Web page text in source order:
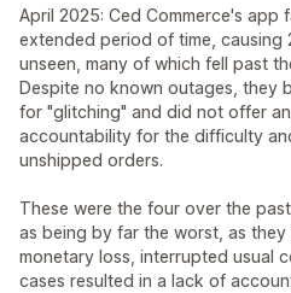
April 2025: Ced Commerce's app
extended period of time, causing
unseen, many of which fell past
Despite no known outages, they
for "glitching" and did not offer
accountability for the difficulty
unshipped orders.
These were the four over the
as being by far the worst, as
monetary loss, interrupted usual
cases resulted in a lack of